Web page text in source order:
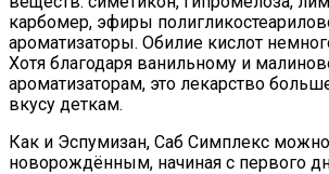
карбомер, эфиры
ароматизаторы. Обилие кислот
Хотя благодаря ванильному и
ароматизаторам, это лекарство
вкусу деткам.
Как и Эспумизан, Саб Симплекс
новорождённым, начиная с первого